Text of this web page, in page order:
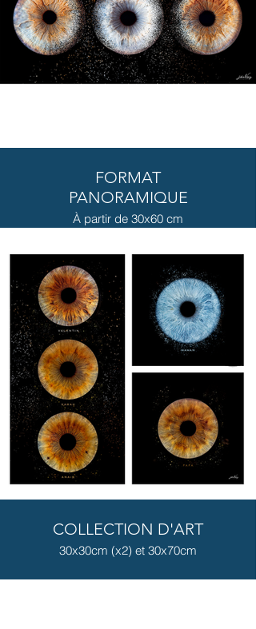
FORMAT
PANORAMIQUE
À partir de 30x60 cm
COLLECTION D'ART
30x30cm (x2) et 30x70cm